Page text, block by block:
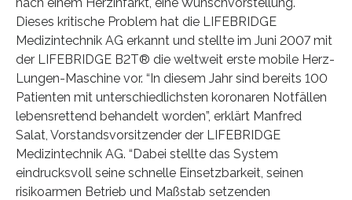
Dieses kritische Problem hat die LIFEBRIDGE
Medizintechnik AG erkannt und stellte im Juni 2007 mit
der LIFEBRIDGE B2T® die weltweit erste mobile Herz-
Lungen-Maschine vor. “In diesem Jahr sind bereits 100
Patienten mit unterschiedlichsten koronaren Notfällen
lebensrettend behandelt worden”, erklärt Manfred
Salat, Vorstandsvorsitzender der LIFEBRIDGE
Medizintechnik AG. “Dabei stellte das System
eindrucksvoll seine schnelle Einsetzbarkeit, seinen
risikoarmen Betrieb und Maßstab setzenden